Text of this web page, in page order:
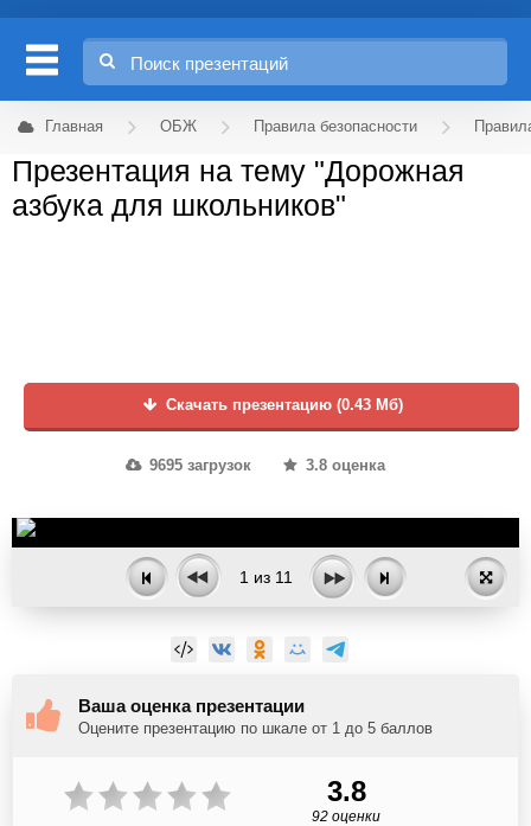
Главная ОБЖ Правила безопасности
Презентация на тему "Дорожная
азбука для школьников"
Скачать презентацию (0.43 Мб)
9695 загрузок 3.8 оценка
1 из 11
Ваша оценка презентации
Оцените презентацию по шкале от 1 до 5 баллов
3.8
92 оценки